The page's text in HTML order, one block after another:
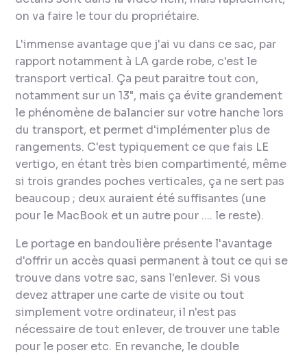
on va faire le tour du propriétaire.
L'immense avantage que j'ai vu dans ce sac, par
rapport notamment à LA garde robe, c'est le
transport vertical. Ça peut paraitre tout con,
notamment sur un 13", mais ça évite grandement
le phénomène de balancier sur votre hanche lors
du transport, et permet d'implémenter plus de
rangements. C'est typiquement ce que fais LE
vertigo, en étant très bien compartimenté, même
si trois grandes poches verticales, ça ne sert pas
beaucoup ; deux auraient été suffisantes (une
pour le MacBook et un autre pour .... le reste).
Le portage en bandoulière présente l'avantage
d'offrir un accès quasi permanent à tout ce qui se
trouve dans votre sac, sans l'enlever. Si vous
devez attraper une carte de visite ou tout
simplement votre ordinateur, il n'est pas
nécessaire de tout enlever, de trouver une table
pour le poser etc. En revanche, le double